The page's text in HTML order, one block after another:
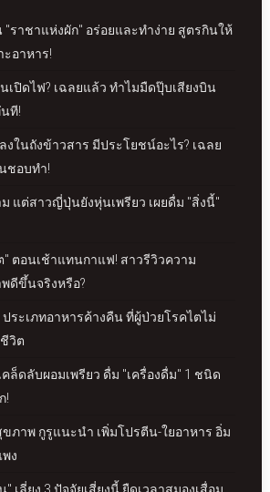
"ราชาแห่งผัก" อร่อยและทำง่าย สูตรกินให้
ะอาหาร!
เปิดไฟ? เฉลยแล้ว ทำไมมืดปุ๊บเสียงบิน
ที!
งในถังข้าวสาร มีประโยชน์อะไร? เฉลย
ชอบทำ!
แต่สาวญี่ปุ่นยังหุ่นเพรียว เผยดื่ม "สิ่งนี้"
" ตอนเช้าแทนกาแฟ! สาวรีวิวความ
ดีขึ้นจริงหรือ?
ระเภทอาหารค้างคืน ที่ผู้ป่วยโรคไตไม่
วิต
คล็ดลับผอมเพรียว ดื่ม "เครื่องดื่ม" 1 ชนิด
!
ภาพ กูรูแนะนำ เพิ่มโปรตีน-ใยอาหาร อิ่ม
ง